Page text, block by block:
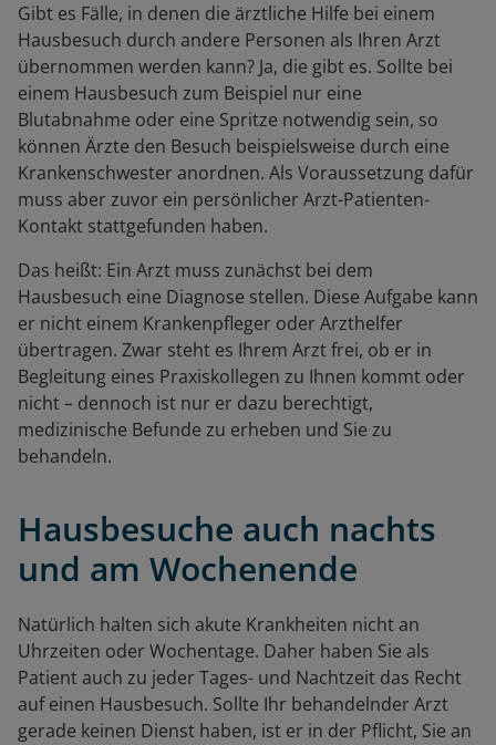
Gibt es Fälle, in denen die ärztliche Hilfe bei einem
Hausbesuch durch andere Personen als Ihren Arzt
übernommen werden kann? Ja, die gibt es. Sollte bei
einem Hausbesuch zum Beispiel nur eine
Blutabnahme oder eine Spritze notwendig sein, so
können Ärzte den Besuch beispielsweise durch eine
Krankenschwester anordnen. Als Voraussetzung dafür
muss aber zuvor ein persönlicher Arzt-Patienten-
Kontakt stattgefunden haben.
Das heißt: Ein Arzt muss zunächst bei dem
Hausbesuch eine Diagnose stellen. Diese Aufgabe kann
er nicht einem Krankenpfleger oder Arzthelfer
übertragen. Zwar steht es Ihrem Arzt frei, ob er in
Begleitung eines Praxiskollegen zu Ihnen kommt oder
nicht – dennoch ist nur er dazu berechtigt,
medizinische Befunde zu erheben und Sie zu
behandeln.
Hausbesuche auch nachts
und am Wochenende
Natürlich halten sich akute Krankheiten nicht an
Uhrzeiten oder Wochentage. Daher haben Sie als
Patient auch zu jeder Tages- und Nachtzeit das Recht
auf einen Hausbesuch. Sollte Ihr behandelnder Arzt
gerade keinen Dienst haben, ist er in der Pflicht, Sie an